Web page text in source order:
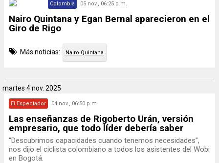
Colombia 05 nov., 06:25 p.m.
Nairo Quintana y Egan Bernal aparecieron en el
Giro de Rigo
Más noticias: Nairo Quintana
martes 4 nov. 2025
El Espectador 04 nov., 06:50 p.m.
Las enseñanzas de Rigoberto Urán, versión
empresario, que todo líder debería saber
“Descubrimos capacidades cuando tenemos necesidades”,
nos dijo el ciclista colombiano a todos los asistentes del Wobi
en Bogotá.